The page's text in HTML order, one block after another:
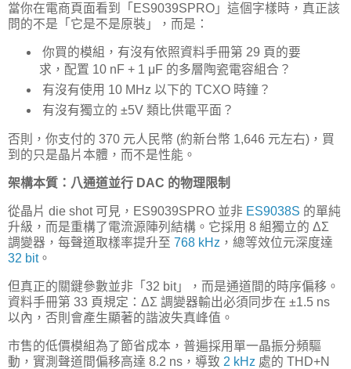
當你在電商頁面看到「ES9039SPRO」這個字樣時，真正該
問的不是「它是不是原裝」，而是：
你買的模組，有沒有依照資料手冊第 29 頁的要
求，配置 10 nF + 1 μF 的多層陶瓷電容組合？
有沒有使用 10 MHz 以下的 TCXO 時鐘？
有沒有獨立的 ±5V 類比供電平面？
否則，你支付的 370 元人民幣 (約新台幣 1,646 元左右)，買
到的只是晶片本體，而不是性能。
架構本質：八通道並行 DAC 的物理限制
從晶片 die shot 可見，ES9039SPRO 並非 ES9038S 的單純
升級，而是重構了電流源陣列結構。它採用 8 組獨立的 ΔΣ
調變器，每聲道取樣率提升至 768 kHz ，總等效位元深度達
32 bit。
但真正的關鍵參數並非「32 bit」，而是通道間的時序偏移。
資料手冊第 33 頁規定：ΔΣ 調變器輸出必須同步在 ±1.5 ns
以內，否則會產生顯著的諧波失真峰值。
市售的低價模組為了節省成本，普遍採用單一晶振分頻驅
動，實測聲道間偏移高達 8.2 ns，導致 2 kHz 處的 THD+N